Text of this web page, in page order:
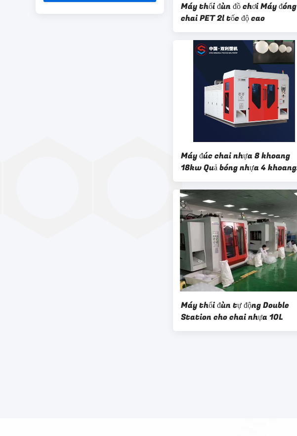
Máy thổi đùn đồ chơi Máy đóng
chai PET 2l tốc độ cao
Máy đúc chai nhựa 8 khoang
18kw Quả bóng nhựa 4 khoang
thổi khuôn
Máy thổi đùn tự động Double
Station cho chai nhựa 10L